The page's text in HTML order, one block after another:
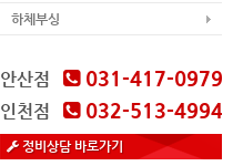
하체부싱
안산점 031-417-0979
인천점 032-513-4994
정비상담 바로가기